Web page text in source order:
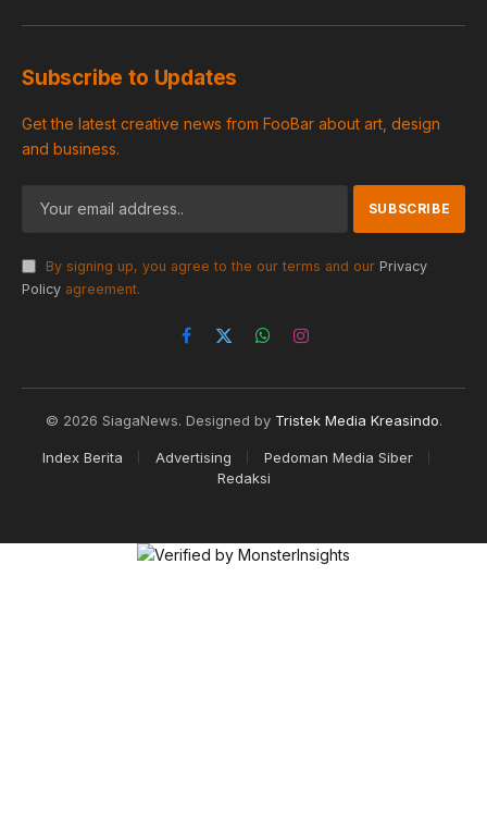
Subscribe to Updates
Get the latest creative news from FooBar about art, design
and business.
By signing up, you agree to the our terms and our Privacy
Policy agreement.
Facebook
X
WhatsAppInstagram
© 2026 SiagaNews. Designed by Tristek Media Kreasindo.
Index Berita Advertising
Pedoman Media Siber
Redaksi